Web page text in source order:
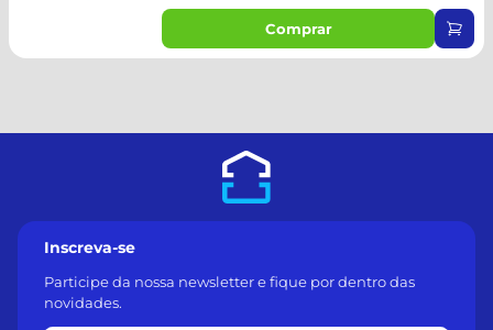
Comprar
Inscreva-se
Participe da nossa newsletter e fique por dentro das
novidades.